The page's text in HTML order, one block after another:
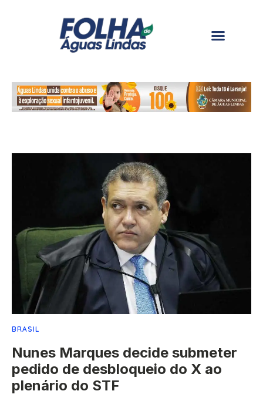
BRASIL
Nunes Marques decide submeter
pedido de desbloqueio do X ao
plenário do STF